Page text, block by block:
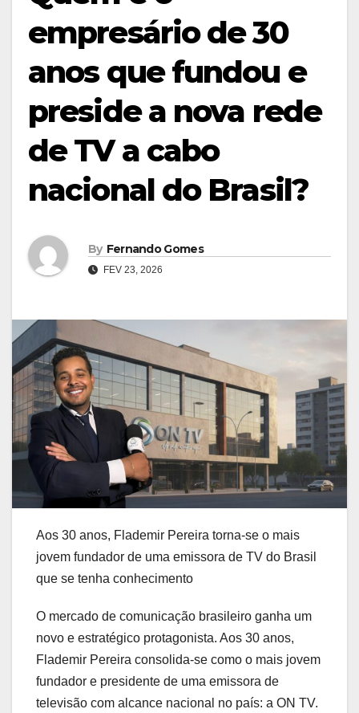
empresário de 30
anos que fundou e
preside a nova rede
de TV a cabo
nacional do Brasil?
By Fernando Gomes
FEV 23, 2026
Aos 30 anos, Flademir Pereira torna-se o mais
jovem fundador de uma emissora de TV do Brasil
que se tenha conhecimento
O mercado de comunicação brasileiro ganha um
novo e estratégico protagonista. Aos 30 anos,
Flademir Pereira consolida-se como o mais jovem
fundador e presidente de uma emissora de
televisão com alcance nacional no país: a ON TV.